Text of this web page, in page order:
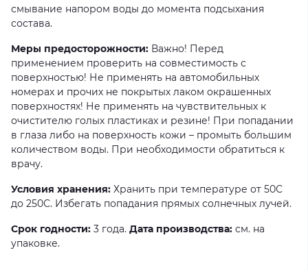
смывание напором воды до момента подсыхания
состава.
Меры предосторожности: Важно! Перед
применением проверить на совместимость с
поверхностью! Не применять на автомобильных
номерах и прочих не покрытых лаком окрашенных
поверхностях! Не применять на чувствительных к
очистителю голых пластиках и резине! При попадании
в глаза либо на поверхность кожи – промыть большим
количеством воды. При необходимости обратиться к
врачу.
Условия хранения: Хранить при температуре от 50С
до 250С. Избегать попадания прямых солнечных лучей.
Срок годности: 3 года. Дата производства: см. на
упаковке.